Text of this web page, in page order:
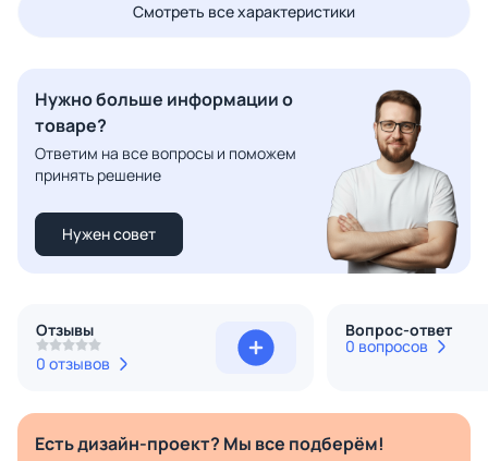
Смотреть все характеристики
Нужно больше информации о
товаре?
Ответим на все вопросы и поможем
принять решение
Нужен совет
Отзывы
0 отзывов
Вопрос-ответ
0 вопросов
Есть дизайн-проект? Мы все подберём!